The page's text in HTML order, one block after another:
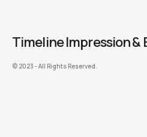
Timeline Impression &
©️ 2023 - All Rights Reserved.